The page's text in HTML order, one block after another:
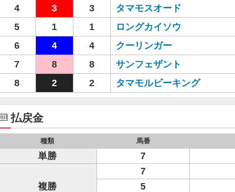
4
3 3 タマモスオード
5
1 1 ロングカイソウ
6
4 4 クーリンガー
7
8 8 サンフェザント
8
2 2 タマモルビーキング
払戻金
種類 馬番
単勝 7
複勝
7
5